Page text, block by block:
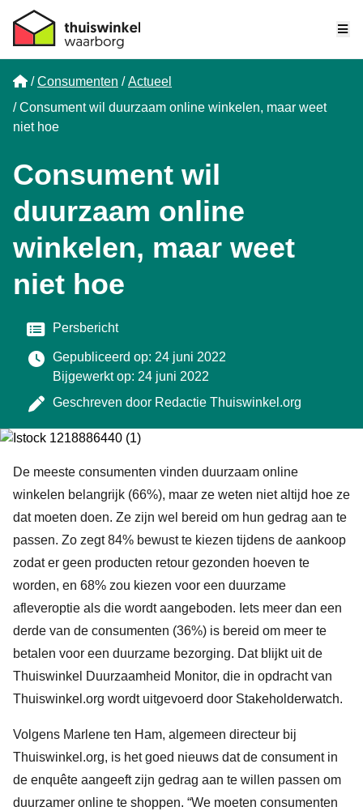
Home
Consumenten
Actueel
Consument wil duurzaam online winkelen, maar weet
niet hoe
Consument wil
duurzaam online
winkelen, maar weet
niet hoe
Categorie
Persbericht
Gepubliceerd op: 24 juni 2022
Bijgewerkt op: 24 juni 2022
Geschreven door Redactie Thuiswinkel.org
De meeste consumenten vinden duurzaam online
winkelen belangrijk (66%), maar ze weten niet altijd hoe ze
dat moeten doen. Ze zijn wel bereid om hun gedrag aan te
passen. Zo zegt 84% bewust te kiezen tijdens de aankoop
zodat er geen producten retour gezonden hoeven te
worden, en 68% zou kiezen voor een duurzame
afleveroptie als die wordt aangeboden. Iets meer dan een
derde van de consumenten (36%) is bereid om meer te
betalen voor een duurzame bezorging. Dat blijkt uit de
Thuiswinkel Duurzaamheid Monitor, die in opdracht van
Thuiswinkel.org wordt uitgevoerd door Stakeholderwatch.
Volgens Marlene ten Ham, algemeen directeur bij
Thuiswinkel.org, is het goed nieuws dat de consument in
de enquête aangeeft zijn gedrag aan te willen passen om
duurzamer online te shoppen. “We moeten consumenten